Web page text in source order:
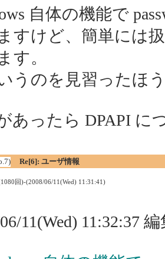
自体の機能で
すけど、簡単には
す。
うのを見習ったほ
あったら DPAPI に
Re[6]: ユーザ情報
回)-(2008/06/11(Wed) 11:31:41)
11(Wed) 11:32:37